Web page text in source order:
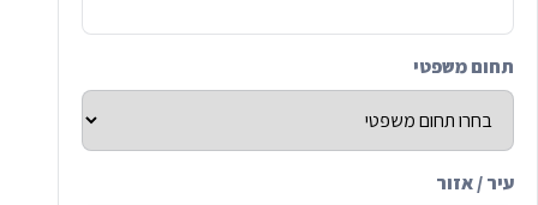
תחום משפטי
עיר / אזור